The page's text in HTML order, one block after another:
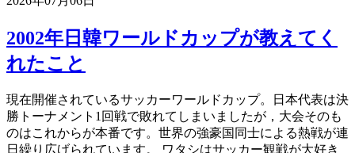
2002年日韓ワールドカップが教えてく
れたこと
現在開催されているサッカーワールドカップ。日本代表は決
勝トーナメント1回戦で敗れてしまいましたが，大会そのも
のはこれからが本番です。世界の強豪国同士による熱戦が連
日繰り広げられています。 ワタシはサッカー観戦が大好き